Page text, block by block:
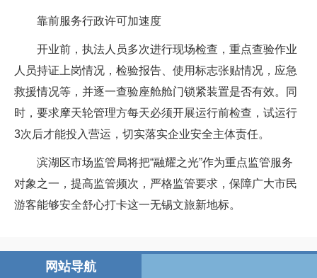
靠前服务行政许可加速度
开业前，执法人员多次进行现场检查，重点查验作业
人员持证上岗情况，检验报告、使用标志张贴情况，应急
救援情况等，并逐一查验座舱舱门锁紧装置是否有效。同
时，要求摩天轮管理方每天必须开展运行前检查，试运行
3次后才能投入营运，切实落实企业安全主体责任。
滨湖区市场监管局将把“融耀之光”作为重点监管服务
对象之一，提高监管频次，严格监管要求，保障广大市民
游客能够安全舒心打卡这一无锡文旅新地标。